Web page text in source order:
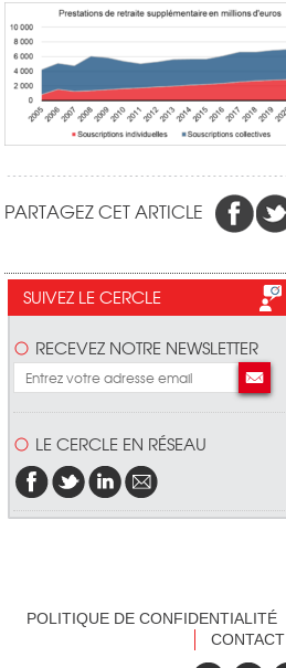
PARTAGEZ CET ARTICLE
SUIVEZ LE CERCLE
RECEVEZ NOTRE NEWSLETTER
LE CERCLE EN RÉSEAU
POLITIQUE DE CONFIDENTIALITÉ
CONTACT